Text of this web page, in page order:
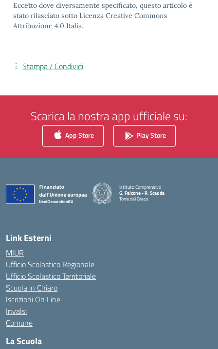
Eccetto dove diversamente specificato, questo articolo è
stato rilasciato sotto Licenza Creative Commons
Attribuzione 4.0 Italia.
Stampa / Condividi
Scarica la nostra app ufficiale su:
App Store Play Store
Istituto Comprensivo
G. Falcone - R. Scauda
Torre del Greco
Link Esterni
MIUR
Ufficio Scolastico Regionale
Ufficio Scolastico Territoriale
Scuola in Chiaro
Iscrizioni On Line
Invalsi
Comune
La Scuola